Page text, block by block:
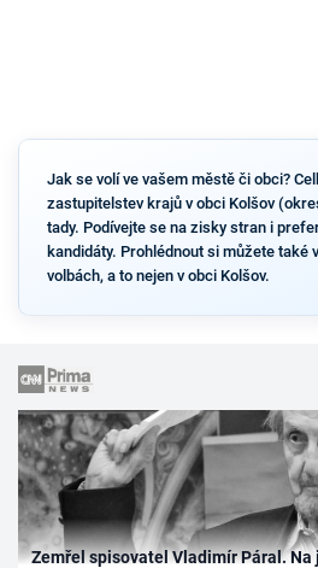
Jak se volí ve vašem městě či obci?
zastupitelstev krajů v obci Kolšov
tady. Podívejte se na zisky stran i
kandidáty. Prohlédnout si můžete také
volbách, a to nejen v obci Kolšov.
Zemřel spisovatel Vladimír Páral. Na